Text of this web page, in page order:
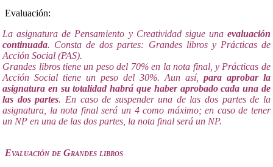
Evaluación:
La asignatura de Pensamiento y Creatividad sigue una evaluación
continuada. Consta de dos partes: Grandes libros y Prácticas de
Acción Social (PAS).
Grandes libros tiene un peso del 70% en la nota final, y Prácticas de
Acción Social tiene un peso del 30%. Aun así, para aprobar la
asignatura en su totalidad habrá que haber aprobado cada una de
las dos partes. En caso de suspender una de las dos partes de la
asignatura, la nota final será un 4 como máximo; en caso de tener
un NP en una de las dos partes, la nota final será un NP.
Evaluación de Grandes libros